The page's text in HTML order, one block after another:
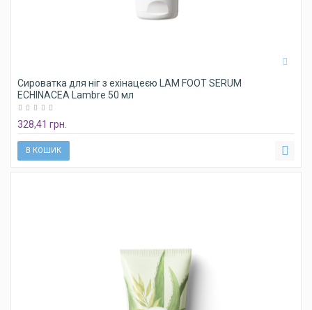
Сироватка для ніг з ехінацеєю LAM FOOT SERUM
ECHINACEA Lambre 50 мл
328,41 грн.
В КОШИК